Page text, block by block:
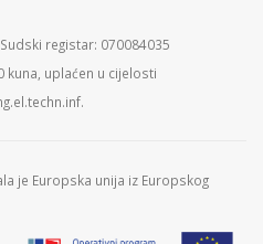
registar: 070084035
kuna, uplaćen u cijelosti
je Europska unija iz Europskog